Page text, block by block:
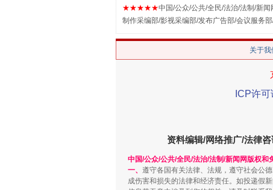
★★★★★中国/公众/公共/全民/法治/法制/新
制作采编部/影视采编部/发布广告部/会议服务部
关于我
ICP许
资料编辑/网络推广/法律咨
中国/公众/公共/全民/法治/法制/新闻网版权和
一、 遵守各国有关法律、法规，遵守社会公
成伤害和损失的法律和经济责任。如投递假